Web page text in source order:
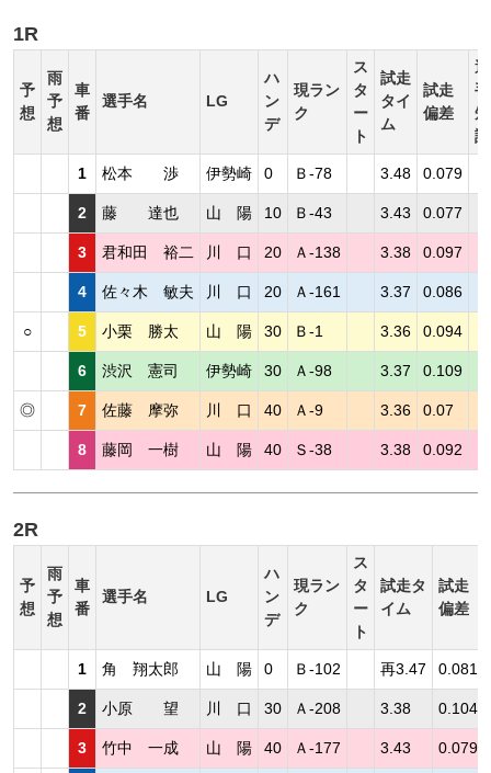
1R
予
想
雨
予
想
車
番
選手名 LG
ハ
ン
デ
現ラン
ク
ス
タ
ー
ト
試走
タイ
ム
試走
偏差
選
手
短
評
1 松本 渉 伊勢崎 0 Ｂ-78 3.48 0.079
2 藤 達也 山 陽 10 Ｂ-43 3.43 0.077
3 君和田 裕二 川 口 20 Ａ-138 3.38 0.097
4 佐々木 敏夫 川 口 20 Ａ-161 3.37 0.086
○ 5 小栗 勝太 山 陽 30 Ｂ-1 3.36 0.094
6 渋沢 憲司 伊勢崎 30 Ａ-98 3.37 0.109
◎ 7 佐藤 摩弥 川 口 40 Ａ-9 3.36 0.07
8 藤岡 一樹 山 陽 40 Ｓ-38 3.38 0.092
2R
予
想
雨
予
想
車
番
選手名 LG
ハ
ン
デ
現ラン
ク
ス
タ
ー
ト
試走タ
イム
試走
偏差
1 角 翔太郎 山 陽 0 Ｂ-102 再3.47 0.081
2 小原 望 川 口 30 Ａ-208 3.38 0.104
3 竹中 一成 山 陽 40 Ａ-177 3.43 0.079